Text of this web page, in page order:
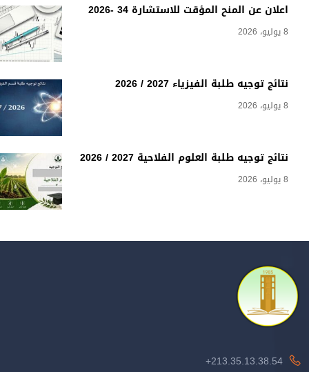
اعلان عن المنح المؤقت للاستشارة 34 -2026
8 يوليو، 2026
نتائج توجيه طلبة الفيزياء 2027 / 2026
8 يوليو، 2026
نتائج توجيه طلبة العلوم الفلاحية 2027 / 2026
8 يوليو، 2026
213.35.13.38.54+